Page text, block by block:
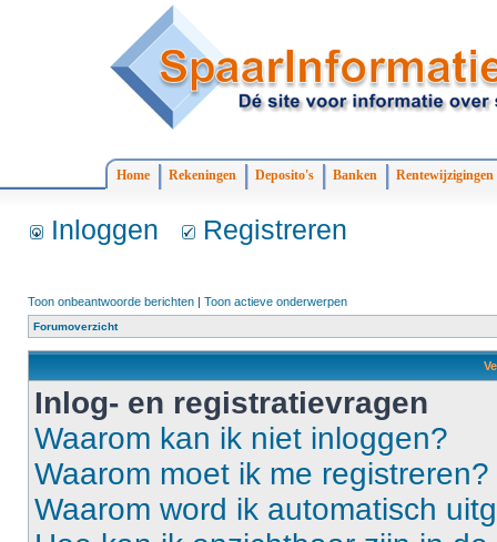
Home Rekeningen Deposito's Banken Rentewijzigingen
Inloggen Registreren
Toon onbeantwoorde berichten | Toon actieve onderwerpen
Forumoverzicht
Inlog- en registratievragen
Waarom kan ik niet inloggen?
Waarom moet ik me registreren?
Waarom word ik automatisch